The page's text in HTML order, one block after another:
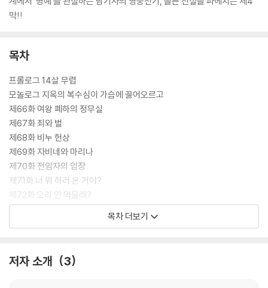
막!!
목차
프롤로그 14살 무렵
모놀로그 지옥의 복수심이 가슴에 끓어오르고
제66화 여왕 폐하의 정무실
제67화 죄와 벌
제68화 비누 헌상
제69화 자비네와 마리나
제70화 전임자의 입장
제71화 너 뭐 하러 온 거야?
제72화 오리 안 먹을래?
제73화 유레카!
제77화 살의 유무는 상관없다
목차 더보기
저자 소개 3